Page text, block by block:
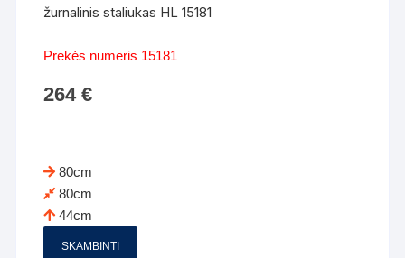
žurnalinis staliukas HL 15181
Prekės numeris 15181
264€
80cm
80cm
44cm
SKAMBINTI